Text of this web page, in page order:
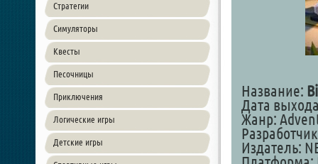
Стратегии
Симуляторы
Квесты
Песочницы
Приключения
Логические игры
Детские игры
Название:
Дата
Жанр:
Издатель: